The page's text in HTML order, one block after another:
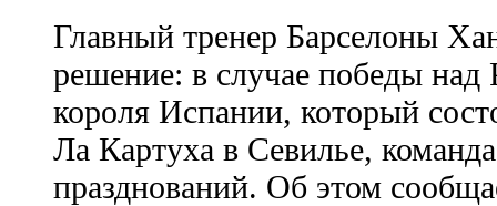
Главный тренер Барселоны
решение: в случае победы над
короля Испании, который
Ла Картуха в Севилье,
празднований. Об этом